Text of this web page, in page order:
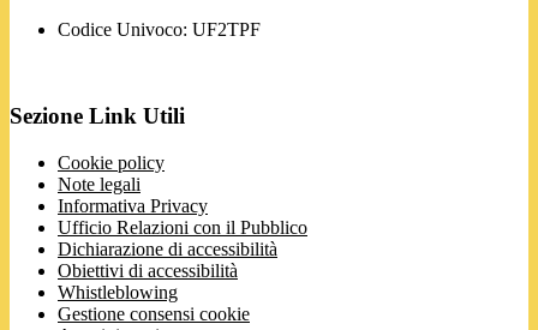
Codice Univoco: UF2TPF
Sezione Link Utili
Cookie policy
Note legali
Informativa Privacy
Ufficio Relazioni con il Pubblico
Dichiarazione di accessibilità
Obiettivi di accessibilità
Whistleblowing
Gestione consensi cookie